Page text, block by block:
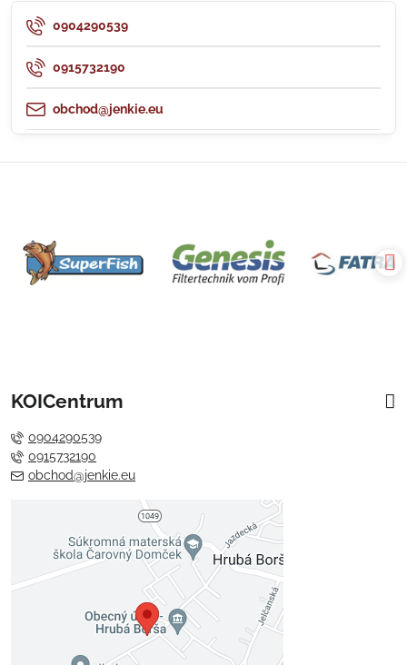
0904290539
0915732190
obchod@jenkie.eu
KOICentrum
0904290539
0915732190
obchod@jenkie.eu
Externý obsah je blokovaný
Voľbami súkromia
Prajete si načítať externý obsah?
Povoliť tentokrát